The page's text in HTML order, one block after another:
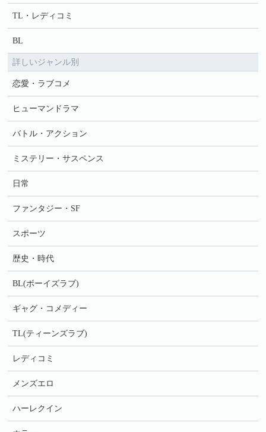
TL・レディコミ
BL
詳しいジャンル別
恋愛・ラブコメ
ヒューマンドラマ
バトル・アクション
ミステリー・サスペンス
日常
ファンタジー・SF
スポーツ
歴史・時代
BL(ボーイズラブ)
ギャグ・コメディー
TL(ティーンズラブ)
レディコミ
メンズエロ
ハーレクイン